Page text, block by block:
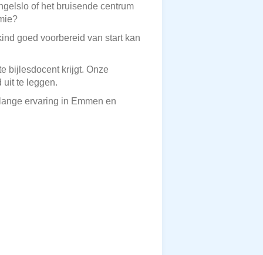
of het bruisende centrum
goed voorbereid van start kan
bijlesdocent krijgt. Onze
uit te leggen.
ervaring in Emmen en